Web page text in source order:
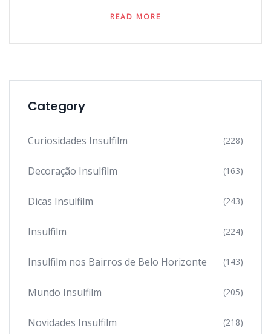
READ MORE
Category
Curiosidades Insulfilm (228)
Decoração Insulfilm (163)
Dicas Insulfilm (243)
Insulfilm (224)
Insulfilm nos Bairros de Belo Horizonte (143)
Mundo Insulfilm (205)
Novidades Insulfilm (218)